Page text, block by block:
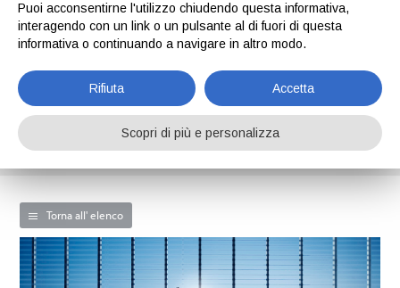
Home Novità Ultime notizie
Formazione tecnica Programma
CCTT di Fluke Networks.
NAeS solutions completa la
formazione tecnica
prevista dal Programma CCTT di
Fluke Networks.
Torna all' elenco
Puoi acconsentirne l'utilizzo chiudendo questa informativa,
interagendo con un link o un pulsante al di fuori di questa
informativa o continuando a navigare in altro modo.
Rifiuta Accetta
Scopri di più e personalizza